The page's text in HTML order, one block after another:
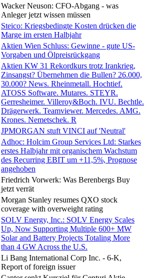
Wacker Neuson: CFO-Abgang - was
Anleger jetzt wissen müssen
Steico: Kriegsbedingte Kosten drücken die
Marge im ersten Halbjahr
Aktien Wien Schluss: Gewinne - gute US-
Vorgaben und Ölpreisrückgang
Aktien KW 31 Rekordkurs trotz Irankrieg,
Zinsangst? Übernehmen die Bullen? 26.000,
30.000? News. Rheinmetall. Hochtief.
ATOSS Software. Mutares. STEYR.
Gerresheimer. Villeroy&Boch. IVU. Bechtle.
Drägerwerk. Teamviewer. Mercedes. AMG.
Krones. Nemetschek. R
JPMORGAN stuft VINCI auf 'Neutral'
Adhoc: Holcim Group Services Ltd: Starkes
erstes Halbjahr mit organischem Wachstum
des Recurring EBIT um +11,5%, Prognose
angehoben
Friedrich Vorwerk: Was Berenbergs Buy
jetzt verrät
Morgan Stanley resumes QXO stock
coverage with overweight rating
SOLV Energy, Inc.: SOLV Energy Scales
Up, Now Supporting Multiple 600+ MW
Solar and Battery Projects Totaling More
than 4 GW Across the U.S.
Li Bang International Corp Inc. - 6-K,
Report of foreign issuer